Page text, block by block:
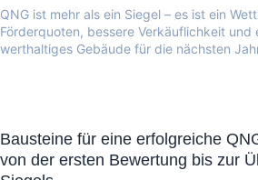
QNG ist mehr als ein Siegel – es ist ein
Förderquoten, bessere Verkäuflichkeit und
werthaltiges Gebäude für die nächsten
Bausteine für eine erfolgreiche
von der ersten Bewertung bis zur